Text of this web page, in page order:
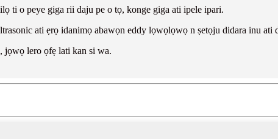
ti o peye giga rii daju pe o tọ, konge giga ati ipele ipari.
ati ẹrọ idanimọ abawọn eddy lọwọlọwọ n ṣetọju didara inu ati
jọwọ lero ọfẹ lati kan si wa.